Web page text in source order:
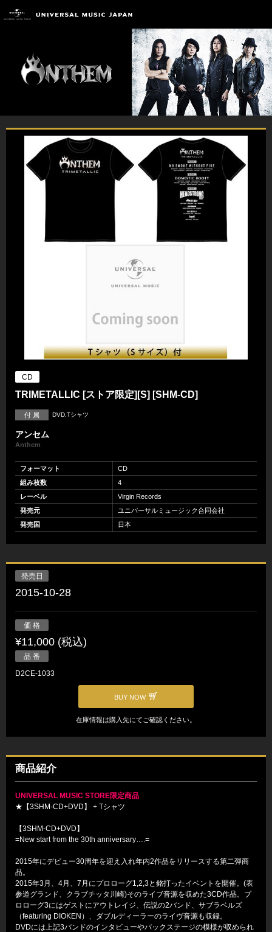
CD
TRIMETALLIC [ストア限定][S] [SHM-CD]
付 属 DVD,Tシャツ
アンセム
Anthem
フォーマット
CD
組み枚数
4
レーベル
Virgin Records
発売元
ユニバーサルミュージック合同会社
発売国
日本
発売日
2015-10-28
価 格
¥11,000 (税込)
品 番
D2CE-1033
BUY NOW
在庫情報は購入先にてご確認ください。
商品紹介
UNIVERSAL MUSIC STORE限定商品
★【3SHM-CD+DVD】 + Tシャツ
【3SHM-CD+DVD】
=New start from the 30th anniversary….=
2015年にデビュー30周年を迎え入れ年内2作品をリリースする第二弾商
品。
2015年3月、4月、7月にプロローグ1,2,3と銘打ったイベントを開催。(表
参道グランド、クラブチッタ川崎)そのライブ音源を収めた3CD作品。プ
ロローグ3にはゲストにアウトレイジ、伝説の2バンド、サブラベルズ
（featuring DIOKEN）、ダブルディーラーのライヴ音源も収録。
DVDには上記3バンドのインタビューやバックステージの模様が収められ